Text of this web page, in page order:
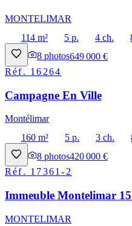
MONTELIMAR
114 m²
5 p. 4 ch.
8 photos649 000 €
Réf. 16264
Campagne En Ville
Montélimar
160 m²
5 p. 3 ch.
8 photos420 000 €
Réf. 17361-2
Immeuble Montelimar 15
MONTELIMAR